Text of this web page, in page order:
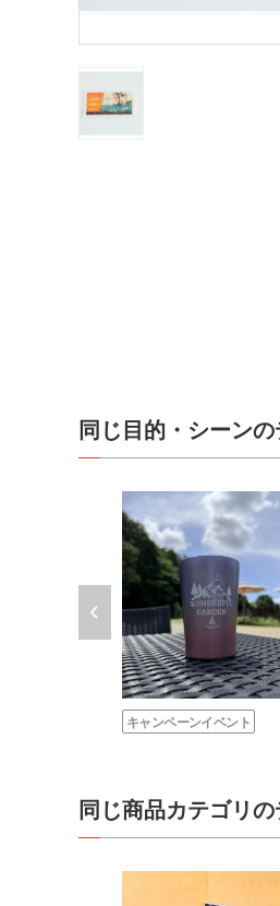
同じ目的・シーン
キャンペーンイベント
同じ商品カテゴリ